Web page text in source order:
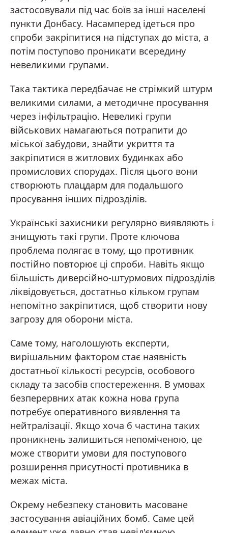
застосовували під час боїв за інші населені
пункти Донбасу. Насамперед ідеться про
спроби закріпитися на підступах до міста, а
потім поступово проникати всередину
невеликими групами.
Така тактика передбачає не стрімкий штурм
великими силами, а методичне просування
через інфільтрацію. Невеликі групи
військових намагаються потрапити до
міської забудови, знайти укриття та
закріпитися в житлових будинках або
промислових спорудах. Після цього вони
створюють плацдарм для подальшого
просування інших підрозділів.
Українські захисники регулярно виявляють і
знищують такі групи. Проте ключова
проблема полягає в тому, що противник
постійно повторює ці спроби. Навіть якщо
більшість диверсійно-штурмових підрозділів
ліквідовується, достатньо кільком групам
непомітно закріпитися, щоб створити нову
загрозу для оборони міста.
Саме тому, наголошують експерти,
вирішальним фактором стає наявність
достатньої кількості ресурсів, особового
складу та засобів спостереження. В умовах
безперервних атак кожна нова група
потребує оперативного виявлення та
нейтралізації. Якщо хоча б частина таких
проникнень залишиться непоміченою, це
може створити умови для поступового
розширення присутності противника в
межах міста.
Окрему небезпеку становить масоване
застосування авіаційних бомб. Саме цей